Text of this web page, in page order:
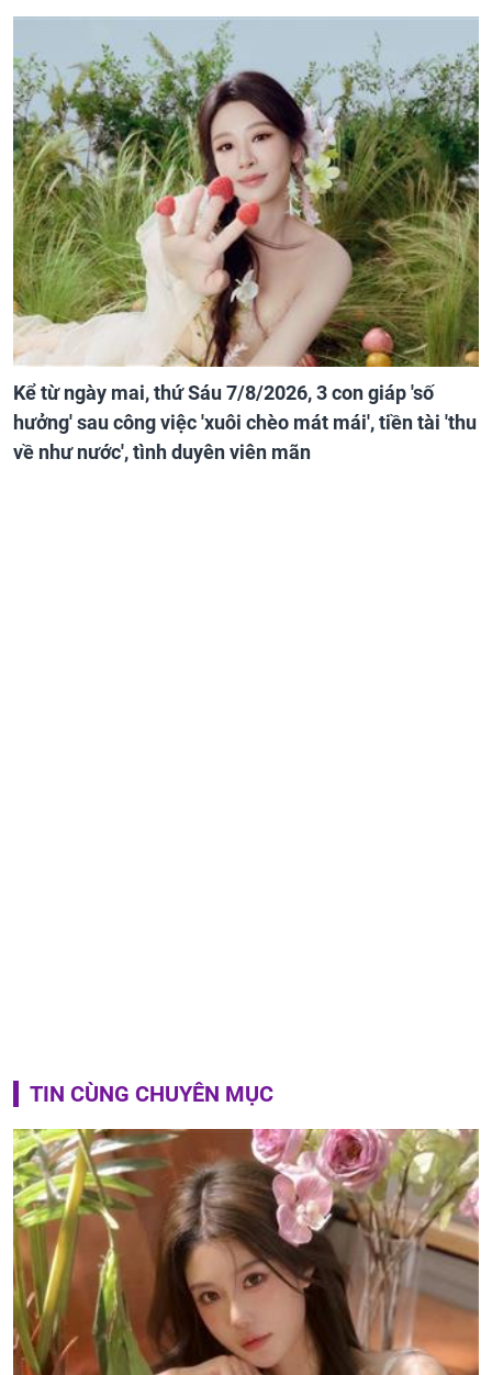
Kể từ ngày mai, thứ Sáu 7/8/2026, 3 con giáp 'số
hưởng' sau công việc 'xuôi chèo mát mái', tiền tài 'thu
về như nước', tình duyên viên mãn
TIN CÙNG CHUYÊN MỤC